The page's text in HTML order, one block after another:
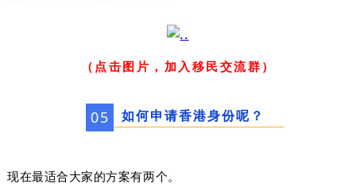
（点击图片，加入移民交流群）
05 如何申请香港身份呢？
现在最适合大家的方案有两个。